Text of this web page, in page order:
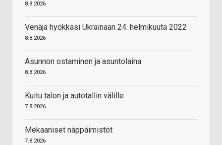
8.8.2026
Venäjä hyökkäsi Ukrainaan 24. helmikuuta 2022
8.8.2026
Asunnon ostaminen ja asuntolaina
8.8.2026
Kuitu talon ja autotallin välille
7.8.2026
Mekaaniset näppäimistöt
7.8.2026